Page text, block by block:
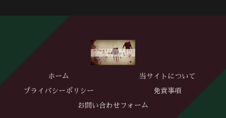
ホーム 当サイトについて
プライバシーポリシー 免責事項
お問い合わせフォーム